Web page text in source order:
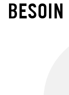
BESOIN